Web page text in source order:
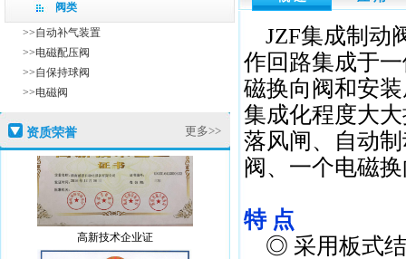
阀类
>>自动补气装置
>>电磁配压阀
>>自保持球阀
>>电磁阀
资质荣誉 更多>>
高新技术企业证
JZF集成制动
作回路集成于
磁换向阀和安
集成化程度大
落风闸、自动
阀、一个电磁
特 点
◎ 采用板式结